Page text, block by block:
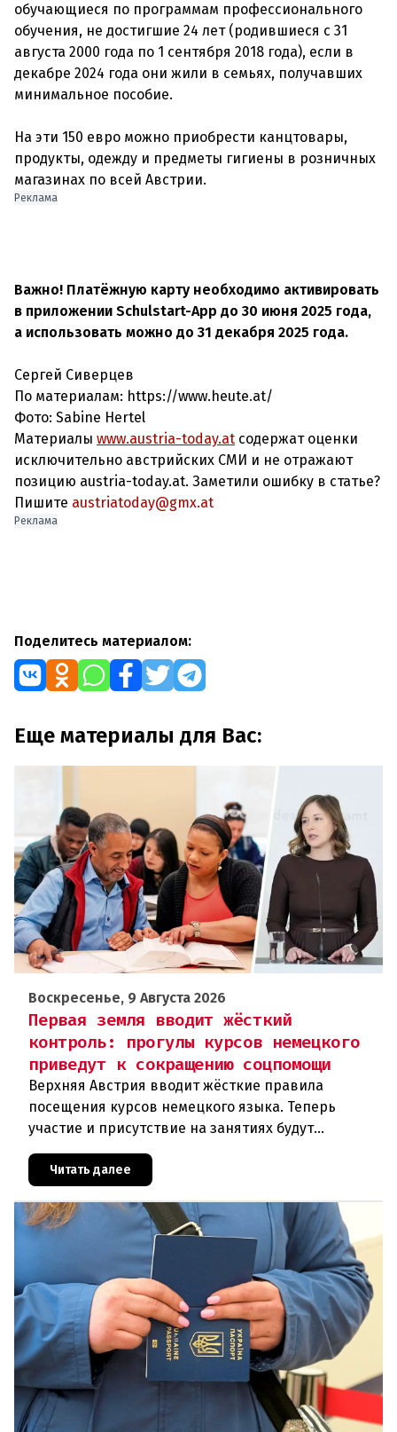
обучающиеся по программам профессионального
обучения, не достигшие 24 лет (родившиеся с 31
августа 2000 года по 1 сентября 2018 года), если в
декабре 2024 года они жили в семьях, получавших
минимальное пособие.
На эти 150 евро можно приобрести канцтовары,
продукты, одежду и предметы гигиены в розничных
магазинах по всей Австрии.
Реклама
Важно! Платёжную карту необходимо активировать
в приложении Schulstart-App до 30 июня 2025 года,
а использовать можно до 31 декабря 2025 года.
Сергей Сиверцев
По материалам: https://www.heute.at/
Фото: Sabine Hertel
Материалы www.austria-today.at содержат оценки
исключительно австрийских СМИ и не отражают
позицию austria-today.at. Заметили ошибку в статье?
Пишите austriatoday@gmx.at
Реклама
Поделитесь материалом:
Еще материалы для Вас:
Воскресенье, 9 Августа 2026
Первая земля вводит жёсткий
контроль: прогулы курсов немецкого
приведут к сокращению соцпомощи
Верхняя Австрия вводит жёсткие правила
посещения курсов немецкого языка. Теперь
участие и присутствие на занятиях будут
Те, кто без уважительной причины про
Читать далее